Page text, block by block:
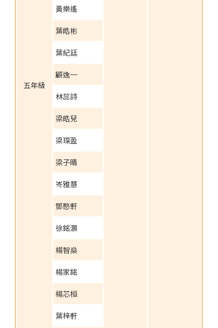
五年級
黃樂遙
葉皓彬
葉紀廷
顧逸一
林蕊詩
梁皓兒
梁琛盈
梁子晴
岑雅慧
鄧愍軒
徐銘灝
楊智燊
楊家銘
楊芯桓
葉梓軒